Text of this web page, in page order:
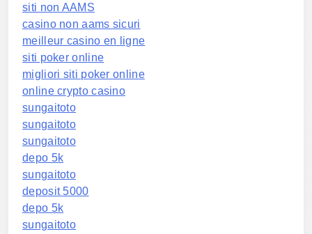
siti non AAMS
casino non aams sicuri
meilleur casino en ligne
siti poker online
migliori siti poker online
online crypto casino
sungaitoto
sungaitoto
sungaitoto
depo 5k
sungaitoto
deposit 5000
depo 5k
sungaitoto